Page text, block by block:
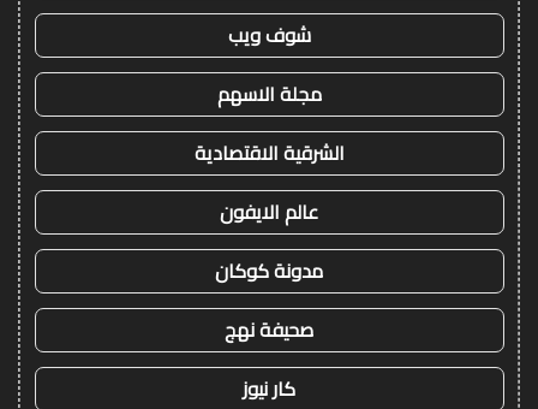
شوف ويب
مجلة الاسهم
الشرقية الاقتصادية
عالم الايفون
مدونة كوكان
صحيفة نهج
كار نيوز